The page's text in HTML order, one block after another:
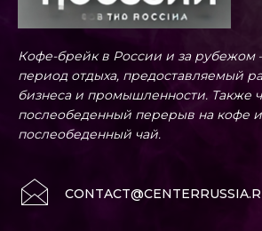
Кофе-брейк в России и за рубежом
период отдыха, предоставляемый
бизнеса и промышленности. Также
послеобеденный перерыв на кофе
послеобеденный чай.